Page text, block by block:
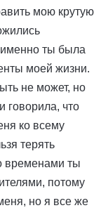
мою крутую
именно ты была
моей жизни.
не может, но
говорила, что
ко всему
терять
временами ты
потому
но я все же